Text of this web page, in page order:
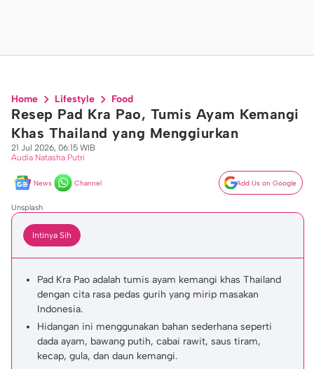
Home Lifestyle Food
Resep Pad Kra Pao, Tumis Ayam Kemangi
Khas Thailand yang Menggiurkan
21 Jul 2026, 06:15 WIB
Audia Natasha Putri
News Channel Add Us on Google
Unsplash
Intinya Sih
Pad Kra Pao adalah tumis ayam kemangi khas Thailand
dengan cita rasa pedas gurih yang mirip masakan
Indonesia.
Hidangan ini menggunakan bahan sederhana seperti
dada ayam, bawang putih, cabai rawit, saus tiram,
kecap, gula, dan daun kemangi.